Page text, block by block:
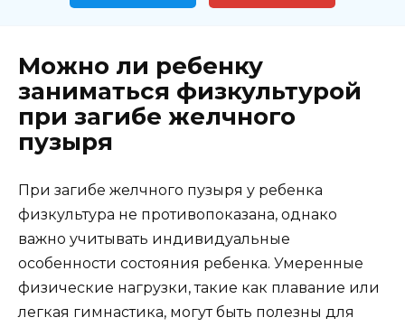
Можно ли ребенку
заниматься физкультурой
при загибе желчного
пузыря
При загибе желчного пузыря у ребенка
физкультура не противопоказана, однако
важно учитывать индивидуальные
особенности состояния ребенка. Умеренные
физические нагрузки, такие как плавание или
легкая гимнастика, могут быть полезны для